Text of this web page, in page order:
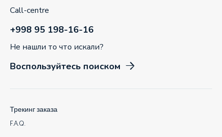
Call-centre
+998 95 198-16-16
Не нашли то что искали?
Воспользуйтесь поиском
Трекинг заказа
F.A.Q.